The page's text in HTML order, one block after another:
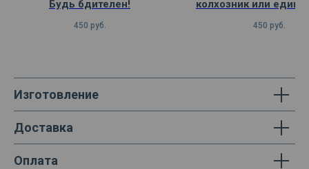
Будь бдителен!
450 руб.
колхозник или
жить по-
450 руб.
Изготовление
Доставка
Оплата